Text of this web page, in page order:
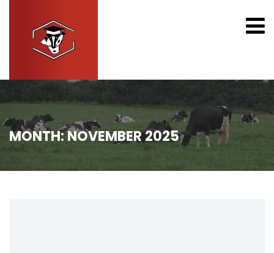
MONTH:NOVEMBER 2025